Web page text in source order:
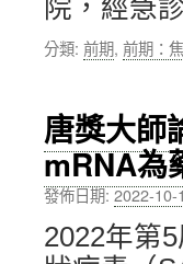
院，經急
分類: 前期, 前期：
唐獎大師
mRNA為
發佈日期: 2022-10-
2022年第